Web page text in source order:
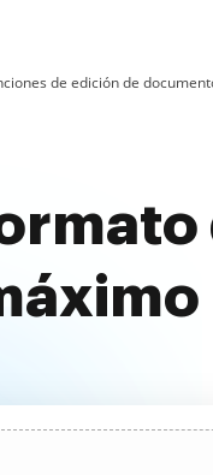
de edición de